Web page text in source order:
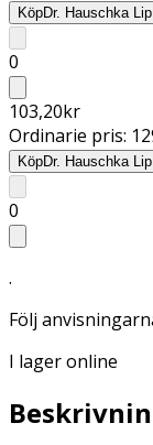
KöpDr. Hauschka
0
103,20kr
Ordinarie pris:
KöpDr. Hauschka
0
.
Följ
I lager online